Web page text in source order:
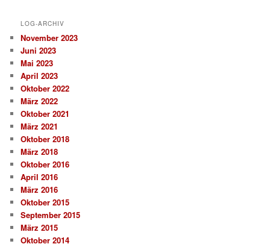
LOG-ARCHIV
November 2023
Juni 2023
Mai 2023
April 2023
Oktober 2022
März 2022
Oktober 2021
März 2021
Oktober 2018
März 2018
Oktober 2016
April 2016
März 2016
Oktober 2015
September 2015
März 2015
Oktober 2014